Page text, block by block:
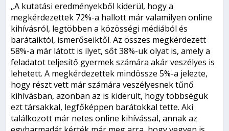
„A kutatási eredményekből kiderül, hogy a
megkérdezettek 72%-a hallott már valamilyen online
kihívásról, legtöbben a közösségi médiából és
barátaiktól, ismerőseiktől. Az összes megkérdezett
58%-a már látott is ilyet, sőt 38%-uk olyat is, amely a
feladatot teljesítő gyermek számára akár veszélyes is
lehetett. A megkérdezettek mindössze 5%-a jelezte,
hogy részt vett már számára veszélyesnek tűnő
kihívásban, azonban az is kiderült, hogy többségük
ezt társakkal, legfőképpen barátokkal tette. Aki
találkozott már netes online kihívással, annak az